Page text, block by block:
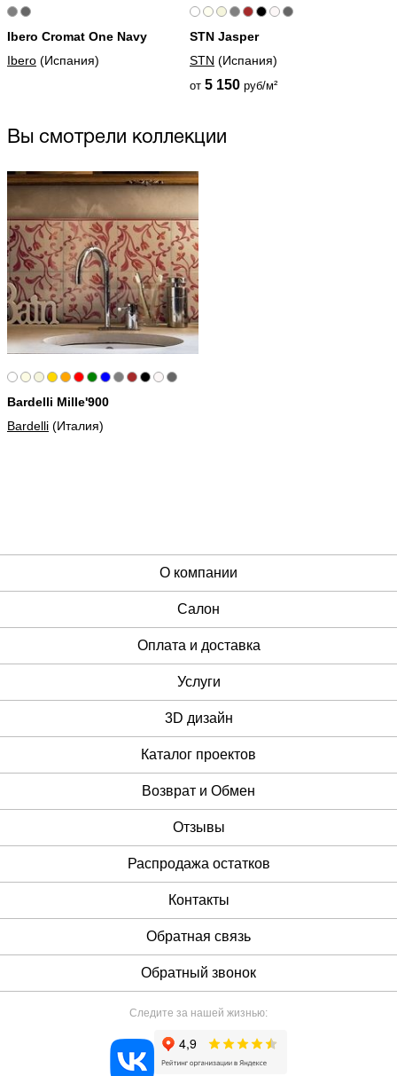
Ibero Cromat One Navy
Ibero (Испания)
STN Jasper
STN (Испания)
от 5 150 руб/м²
Вы смотрели коллекции
Bardelli Mille'900
Bardelli (Италия)
О компании
Cалон
Оплата и доставка
Услуги
3D дизайн
Каталог проектов
Возврат и Обмен
Отзывы
Распродажа остатков
Контакты
Обратная связь
Обратный звонок
Следите за нашей жизнью: